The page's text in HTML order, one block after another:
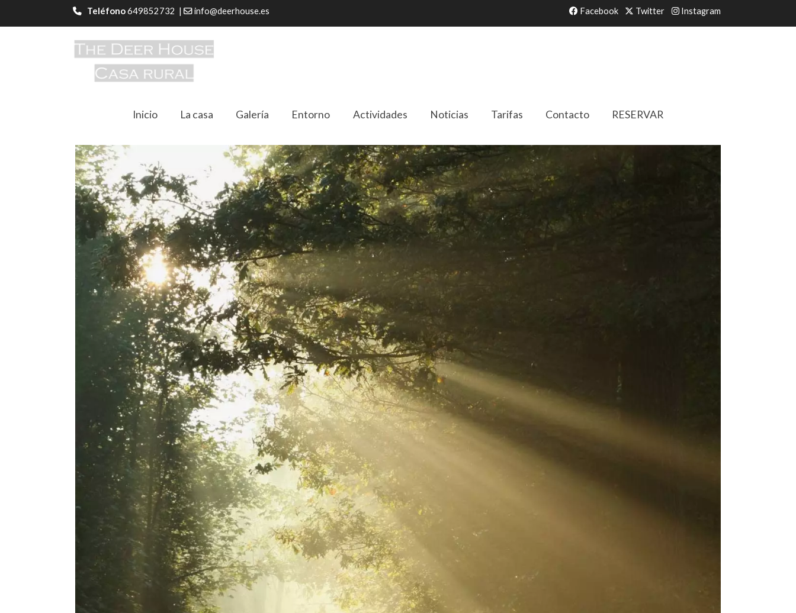
Teléfono649852732 | info@deerhouse.es Facebook Twitter Instagram
Inicio La casa Galería Entorno Actividades Noticias Tarifas Contacto RESERVAR